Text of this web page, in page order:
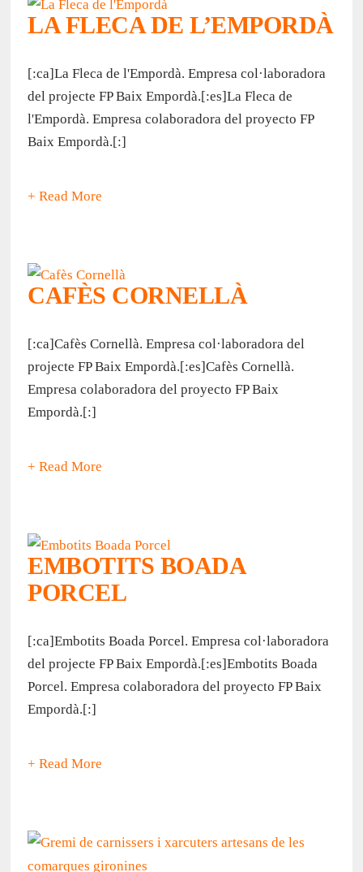
LA FLECA DE L’EMPORDÀ
[:ca]La Fleca de l'Empordà. Empresa col·laboradora
del projecte FP Baix Empordà.[:es]La Fleca de
l'Empordà. Empresa colaboradora del proyecto FP
Baix Empordà.[:]
+ Read More
CAFÈS CORNELLÀ
[:ca]Cafès Cornellà. Empresa col·laboradora del
projecte FP Baix Empordà.[:es]Cafès Cornellà.
Empresa colaboradora del proyecto FP Baix
Empordà.[:]
+ Read More
EMBOTITS BOADA
PORCEL
[:ca]Embotits Boada Porcel. Empresa col·laboradora
del projecte FP Baix Empordà.[:es]Embotits Boada
Porcel. Empresa colaboradora del proyecto FP Baix
Empordà.[:]
+ Read More